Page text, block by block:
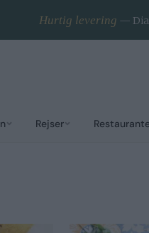
Rejser
Hurtig levering —